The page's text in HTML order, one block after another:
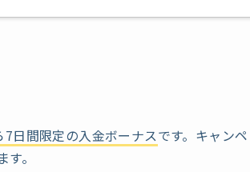
日間限定の入金ボーナスです。キャンペ
。